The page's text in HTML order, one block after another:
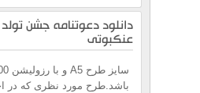
دانلود دعوتنامه جشن تولد
عنکبوتی
باشد.طرح مورد نظری که در